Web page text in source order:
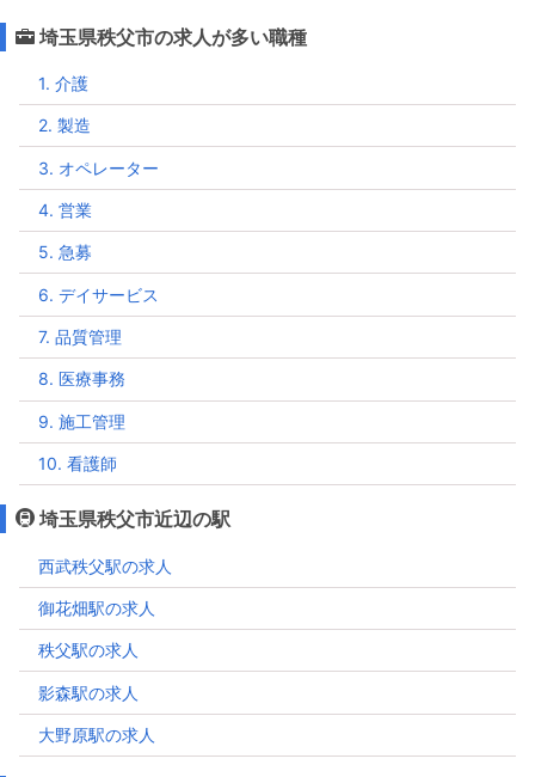
埼玉県秩父市の求人が多い職種
1. 介護
2. 製造
3. オペレーター
4. 営業
5. 急募
6. デイサービス
7. 品質管理
8. 医療事務
9. 施工管理
10. 看護師
埼玉県秩父市近辺の駅
西武秩父駅の求人
御花畑駅の求人
秩父駅の求人
影森駅の求人
大野原駅の求人